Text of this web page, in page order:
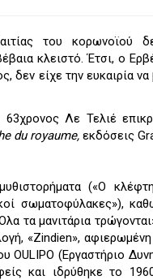
του κορωνοϊού
κλειστό. Έτσι, ο
δεν είχε την ευκαιρία
Λε Τελιέ
du royaume,εκδόσεις
(«Ο
σωματοφύλακες»),
τα μανιτάρια
«Zindien»,
OULIPO (Εργαστήριο
και ιδρύθηκε το